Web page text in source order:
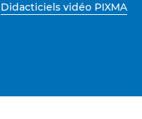
Didacticiels vidéo PIXMA